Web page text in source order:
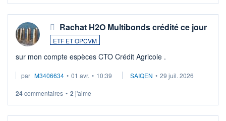
Rachat H2O Multibonds crédité ce jour
ETF ET OPCVM
sur mon compte espèces CTO Crédit Agricole .
par M3406634 • 01 avr. • 10:39 SAIQEN • 29 juil. 2026
24commentaires • 2 j'aime